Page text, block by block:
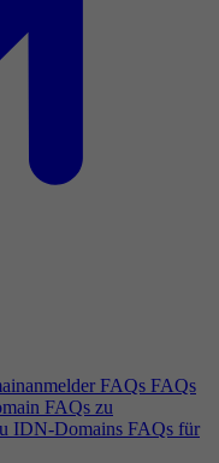
FAQs FAQs
FAQs zu
IDN-Domains FAQs für